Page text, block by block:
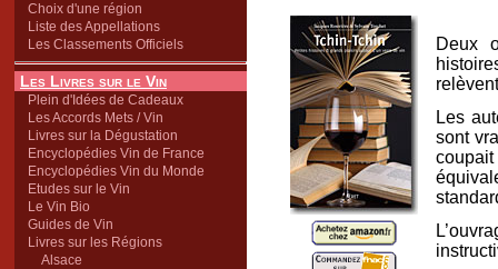
Choix d'une région
Liste des Appellations
Les Classements Officiels
Les Livres sur le Vin
Plein d'Idées de Cadeaux
Les Accords Mets / Vin
Livres sur la Dégustation
Encyclopédies Vin de France
Encyclopédies Vin du Monde
Etudes sur le Vin
Le Vin Bio
Guides de Vin
Livres sur les Régions
Alsace
Deux
Les
sont